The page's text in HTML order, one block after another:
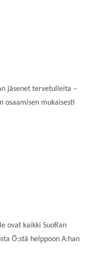
jäsenet tervetulleita –
osaamisen mukaisesti
ovat kaikki SuoRan
Ö:stä helppoon A:han